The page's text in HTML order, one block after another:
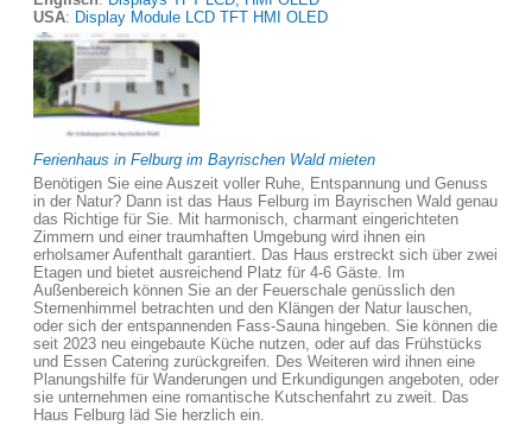
USA: Display Module LCD TFT HMI OLED
Ferienhaus in Felburg im Bayrischen Wald mieten
Benötigen Sie eine Auszeit voller Ruhe, Entspannung und Genuss
in der Natur? Dann ist das Haus Felburg im Bayrischen Wald genau
das Richtige für Sie. Mit harmonisch, charmant eingerichteten
Zimmern und einer traumhaften Umgebung wird ihnen ein
erholsamer Aufenthalt garantiert. Das Haus erstreckt sich über zwei
Etagen und bietet ausreichend Platz für 4-6 Gäste. Im
Außenbereich können Sie an der Feuerschale genüsslich den
Sternenhimmel betrachten und den Klängen der Natur lauschen,
oder sich der entspannenden Fass-Sauna hingeben. Sie können die
seit 2023 neu eingebaute Küche nutzen, oder auf das Frühstücks
und Essen Catering zurückgreifen. Des Weiteren wird ihnen eine
Planungshilfe für Wanderungen und Erkundigungen angeboten, oder
sie unternehmen eine romantische Kutschenfahrt zu zweit. Das
Haus Felburg läd Sie herzlich ein.